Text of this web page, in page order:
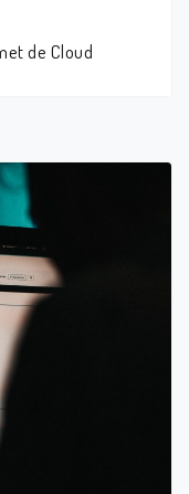
de Cloud